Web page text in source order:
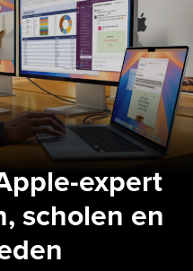
expert
scholen en